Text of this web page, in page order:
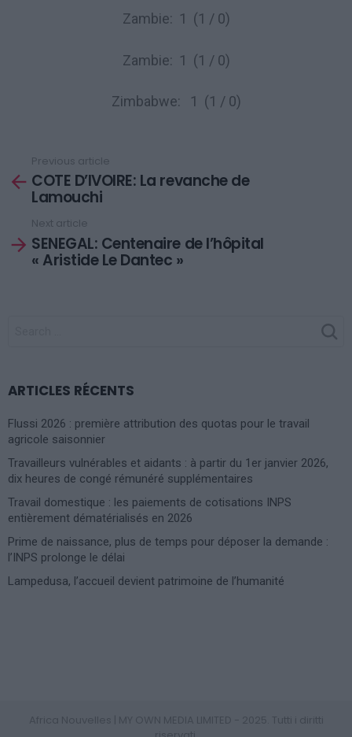
Zambie: 1 (1 / 0)
Zambie: 1 (1 / 0)
Zimbabwe: 1 (1 / 0)
more
Previous article
COTE D’IVOIRE: La revanche de
Lamouchi
Next article
SENEGAL: Centenaire de l’hôpital
« Aristide Le Dantec »
ARTICLES RÉCENTS
Flussi 2026 : première attribution des quotas pour le travail
agricole saisonnier
Travailleurs vulnérables et aidants : à partir du 1er janvier 2026,
dix heures de congé rémunéré supplémentaires
Travail domestique : les paiements de cotisations INPS
entièrement dématérialisés en 2026
Prime de naissance, plus de temps pour déposer la demande :
l’INPS prolonge le délai
Lampedusa, l’accueil devient patrimoine de l’humanité